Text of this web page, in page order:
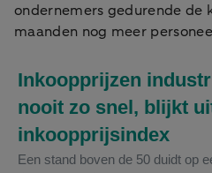
ondernemers gedurende de
maanden nog meer